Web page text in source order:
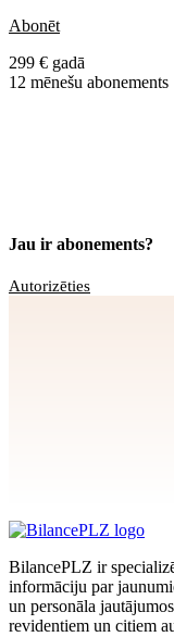
Abonēt
299 € gadā
12 mēnešu abonements
Jau ir abonements?
Autorizēties
BilancePLZ ir
informāciju par
un personāla
revidentiem un citiem